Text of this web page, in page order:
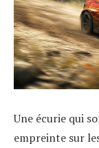
Une écurie qui
empreinte sur